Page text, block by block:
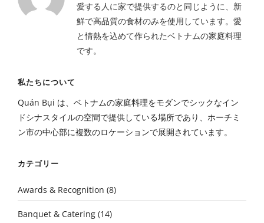
愛する人に家で提供するのと同じように、新
鮮で高品質の食材のみを使用しています。愛
と情熱を込めて作られたベトナムの家庭料理
です。
私たちについて
Quán Bụi は、ベトナムの家庭料理をモダンでシックなイン
ドシナスタイルの空間で提供している場所であり、ホーチミ
ン市の中心部に複数のロケーションで展開されています。
カテゴリー
Awards & Recognition (8)
Banquet & Catering (14)